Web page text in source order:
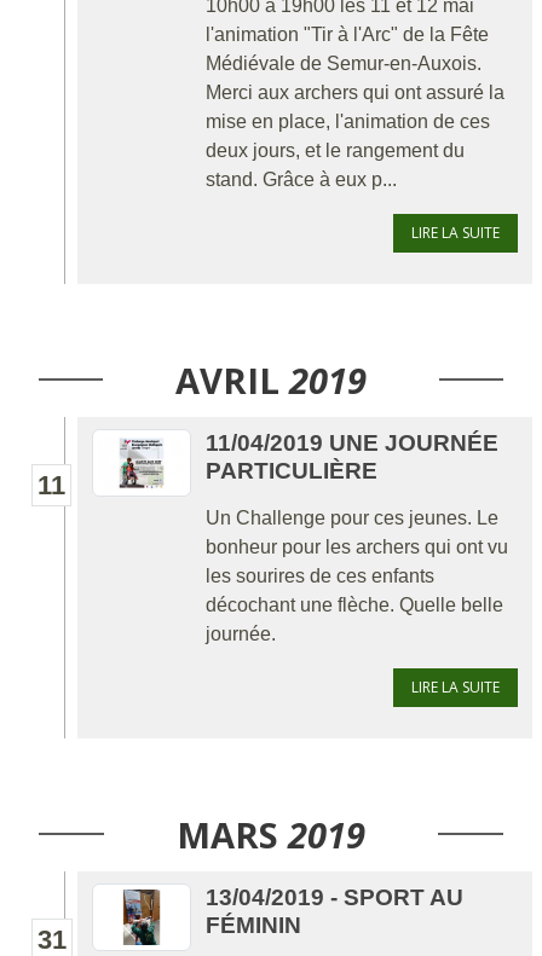
10h00 à 19h00 les 11 et 12 mai
l'animation "Tir à l'Arc" de la Fête
Médiévale de Semur-en-Auxois.
Merci aux archers qui ont assuré la
mise en place, l'animation de ces
deux jours, et le rangement du
stand. Grâce à eux p...
LIRE LA SUITE
AVRIL 2019
11
11/04/2019 UNE JOURNÉE
PARTICULIÈRE
Un Challenge pour ces jeunes. Le
bonheur pour les archers qui ont vu
les sourires de ces enfants
décochant une flèche. Quelle belle
journée.
LIRE LA SUITE
MARS 2019
31
13/04/2019 - SPORT AU
FÉMININ